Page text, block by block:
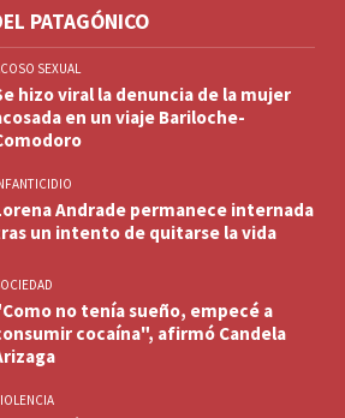
PATAGÓNICO
SEXUAL
hizo viral la denuncia de la mujer
en un viaje Bariloche-
Andrade permanece internada
un intento de quitarse la vida
no tenía sueño, empecé a
cocaína", afirmó Candela